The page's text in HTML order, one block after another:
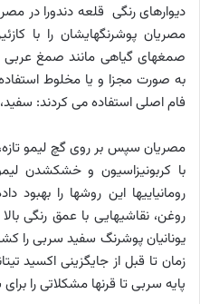
مصریان پوشرنگ­هایشان را با
صمغ­های گیاهی مانند صمغ عربی
فام اصلی استفاده می ­کردند:
مصریان سپس بر روی گچ لیمو
با کربونیزاسیون و خشک­شدن
رومانیایی­ها این روش­ها را بهبود
روغن، نقاشی­هایی با عمق رنگی
یونانیان پوشرنگ سفید سربی را
زمان تا قبل از جایگزینی اکسید
پایه سربی تا قرن­ها مشکلاتی را